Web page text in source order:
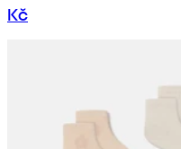
Kč